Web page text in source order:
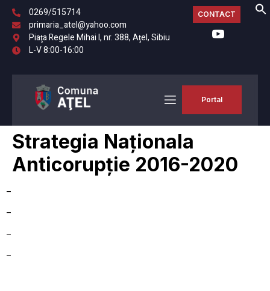
0269/515714
primaria_atel@yahoo.com
Piaţa Regele Mihai I, nr. 388, Aţel, Sibiu
L-V 8:00-16:00
CONTACT
Portal
Strategia Naționala
Anticorupție 2016-2020
–
–
–
–